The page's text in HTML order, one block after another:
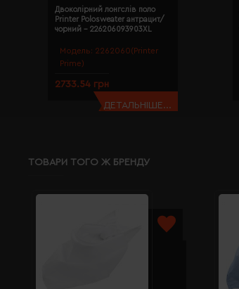
Модель: 2262060(Printer
Prime)
Двоколірний лонгслів поло
Printer Polosweater антрацит/
чорний - 226206093903XL
2733.54 грн
ДЕТАЛЬНІШЕ...
ТОВАРИ ТОГО Ж БРЕНДУ